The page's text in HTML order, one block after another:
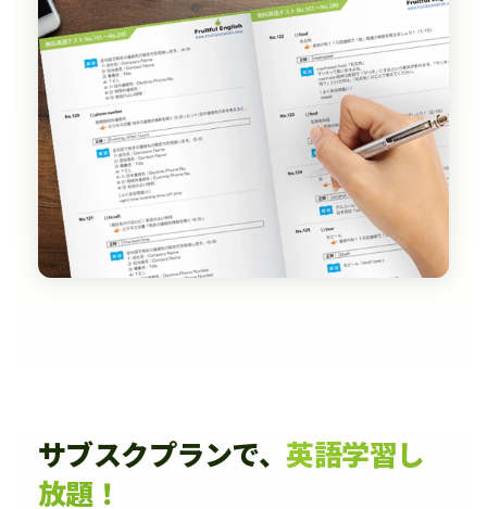
サブスクプランで、 英語学習し
放題！